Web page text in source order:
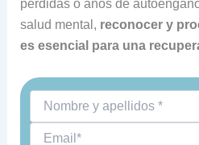
perdidas o años de
salud mental, reconocer y
es esencial para una